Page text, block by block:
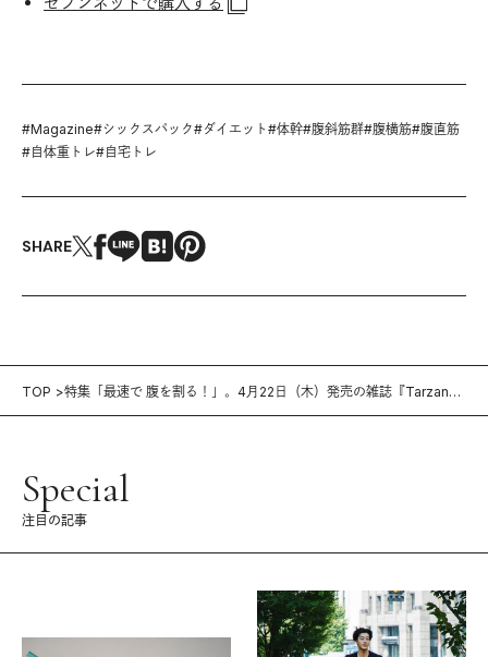
#Magazine#シックスパック#ダイエット #体幹#腹斜筋群#腹横筋#腹直筋
#自体重トレ#自宅トレ
SHARE
TOP
特集「最速で 腹を割る！」。4月22日（木）発売の雑誌『Tarzan』
Special
注目の記事